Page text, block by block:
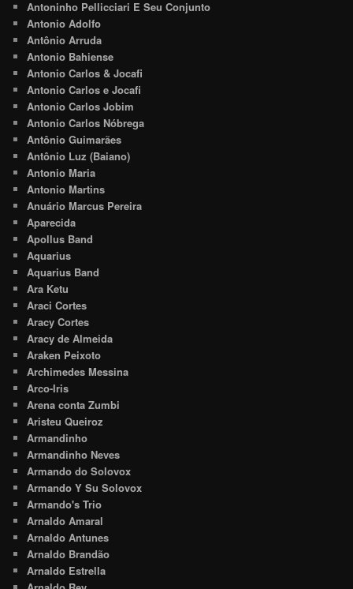
Antoninho Pellicciari E Seu Conjunto
Antonio Adolfo
Antônio Arruda
Antonio Bahiense
Antonio Carlos & Jocafi
Antonio Carlos e Jocafi
Antonio Carlos Jobim
Antonio Carlos Nóbrega
Antônio Guimarães
Antônio Luz (Baiano)
Antonio Maria
Antonio Martins
Anuário Marcus Pereira
Aparecida
Apollus Band
Aquarius
Aquarius Band
Ara Ketu
Araci Cortes
Aracy Cortes
Aracy de Almeida
Araken Peixoto
Archimedes Messina
Arco-Iris
Arena conta Zumbi
Aristeu Queiroz
Armandinho
Armandinho Neves
Armando do Solovox
Armando Y Su Solovox
Armando's Trio
Arnaldo Amaral
Arnaldo Antunes
Arnaldo Brandão
Arnaldo Estrella